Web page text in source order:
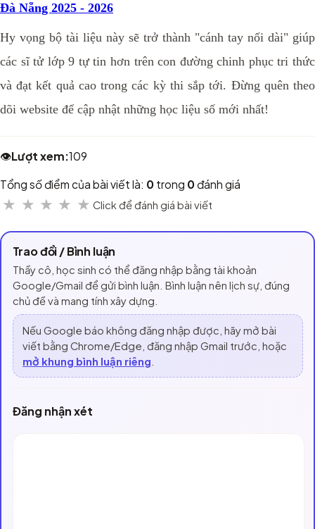
Đà Nẵng 2025 - 2026
Hy vọng bộ tài liệu này sẽ trở thành "cánh tay nối dài" giúp
các sĩ tử lớp 9 tự tin hơn trên con đường chinh phục tri thức
và đạt kết quả cao trong các kỳ thi sắp tới. Đừng quên theo
dõi website để cập nhật những học liệu số mới nhất!
👁️Lượt xem:109
Tổng số điểm của bài viết là: 0 trong 0 đánh giá
★ ★ ★ ★ ★ Click để đánh giá bài viết
Trao đổi / Bình luận
Thầy cô, học sinh có thể đăng nhập bằng tài khoản
Google/Gmail để gửi bình luận. Bình luận nên lịch sự, đúng
chủ đề và mang tính xây dựng.
Nếu Google báo không đăng nhập được, hãy mở bài
viết bằng Chrome/Edge, đăng nhập Gmail trước, hoặc
mở khung bình luận riêng
Đăng nhận xét